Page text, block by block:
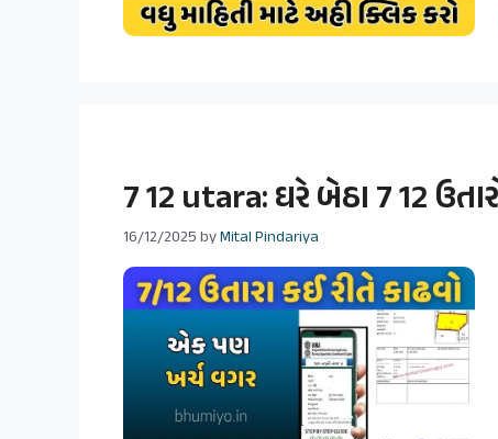
7 12 utara: ઘરે બેઠા 7 12
16/12/2025byMital Pindariya